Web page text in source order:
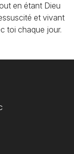
en étant Dieu
et vivant
toi chaque jour.